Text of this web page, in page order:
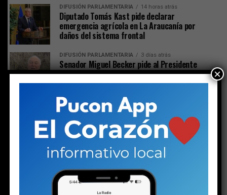
DIFUSIÓN PARLAMENTARIA 14 horas atrás
Diputado Tomás Kast pide declarar
emergencia agrícola en La Araucanía por
daños del sistema frontal
DIFUSIÓN PARLAMENTARIA 3 días atrás
Senador Miguel Becker pide al Presidente
Kast declarar zona de catástrofe para
comunas de La Araucanía
ACTUALIDAD 4 días atrás
Gobierno reconoce que caminos dañados por
el temporal requerirán un trabajo especial
de Vialidad
REPORTAJES 4 días atrás
Los detalles inéditos del sumario por Caso
Sobresueldos: ex-Administrador y asesor
financiero del alcalde dicen que las
remuneraciones fueron pactadas con el jefe
×